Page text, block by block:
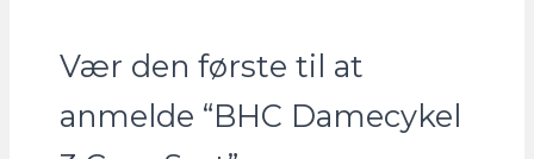
Vær den første til at
anmelde “BHC Damecykel